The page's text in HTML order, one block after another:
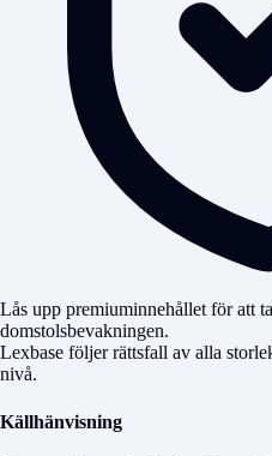
Lås upp premiuminnehållet för att
domstolsbevakningen.
Lexbase följer rättsfall av alla
nivå.
Källhänvisning